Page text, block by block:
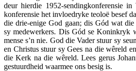
deur hierdie 1952-sendingkonferensie
konferensie het invloedryke teoloë besef
die drie-enige God gaan; dis Gód wat die
sy medewerkers. Dis Gód se Koninkryk
mense s’n nie. God die Vader stuur sy
en Christus stuur sy Gees na die wêreld
die Kerk na die wêreld. Lees gerus
gestuurdheid waarmee ons besig is.